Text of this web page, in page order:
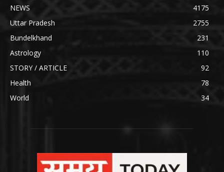
NEWS
4175
Uttar Pradesh
2755
Bundelkhand
231
Astrology
110
STORY / ARTICLE
92
Health
78
World
34